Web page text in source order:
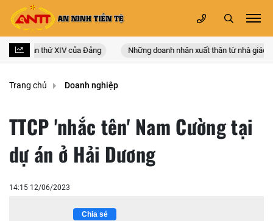
lần thứ XIV của Đảng Những doanh nhân xuất thân từ nhà giáo
Trang chủ Doanh nghiệp
TTCP 'nhắc tên' Nam Cường tại
dự án ở Hải Dương
14:15 12/06/2023
Chia sẻ